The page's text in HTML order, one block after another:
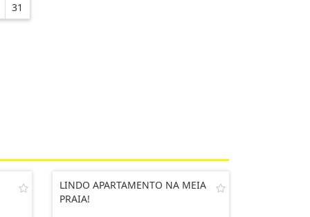
31
LINDO APARTAMENTO NA MEIA
PRAIA!